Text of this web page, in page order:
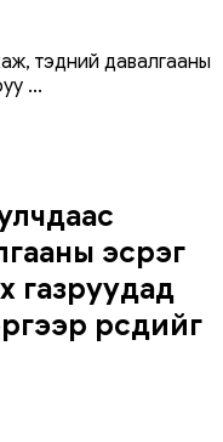
тэдний давалгааны
...
эсрэг
газруудад
өөрсдийгөө